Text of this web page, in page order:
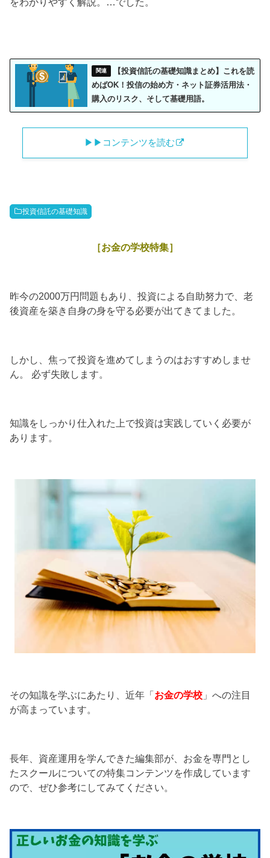
【投資信託の基礎知識まとめ】これを読
めばOK！投信の始め方・ネット証券活用法・
購入のリスク、そして基礎用語。
▶︎▶︎コンテンツを読む
投資信託の基礎知識
［お金の学校特集］
昨今の2000万円問題もあり、投資による自助努力で、老
後資産を築き自身の身を守る必要が出てきてました。
しかし、焦って投資を進めてしまうのはおすすめしませ
ん。 必ず失敗します。
知識をしっかり仕入れた上で投資は実践していく必要が
あります。
その知識を学ぶにあたり、近年「お金の学校 」への注目
が高まっています。
長年、資産運用を学んできた編集部が、お金を専門とし
たスクールについての特集コンテンツを作成しています
ので、ぜひ参考にしてみてください。